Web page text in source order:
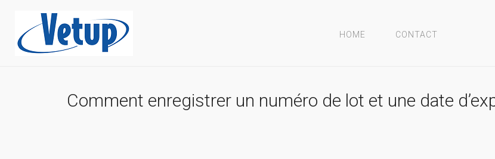
HOME CONTACT
Comment enregistrer un numéro de lot et une date